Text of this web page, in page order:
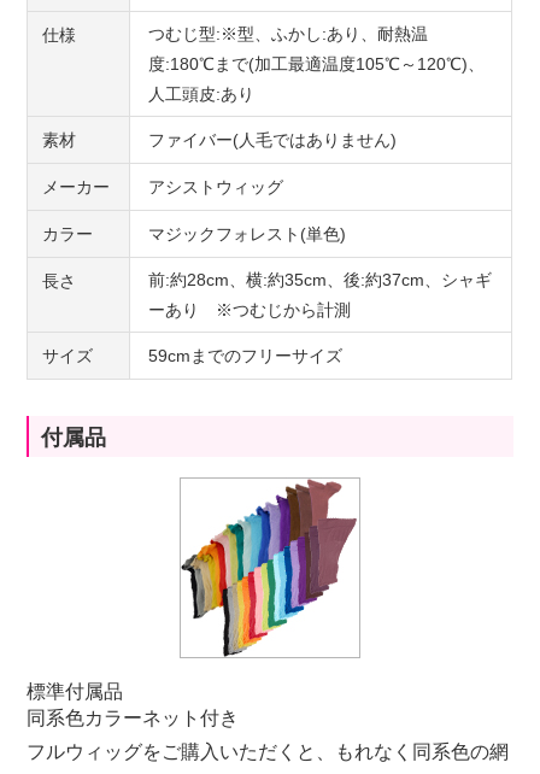
仕様
つむじ型:※型、ふかし:あり、耐熱温
度:180℃まで(加工最適温度105℃～120℃)、
人工頭皮:あり
素材 ファイバー(人毛ではありません)
メーカー アシストウィッグ
カラー マジックフォレスト(単色)
長さ
前:約28cm、横:約35cm、後:約37cm、シャギ
ーあり ※つむじから計測
サイズ 59cmまでのフリーサイズ
付属品
標準付属品
同系色カラーネット付き
フルウィッグをご購入いただくと、もれなく同系色の網